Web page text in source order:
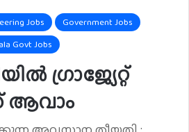
Jobs
Government Jobs
Govt Jobs
ഗ്രാജ്യേറ്റ്
ആവാം